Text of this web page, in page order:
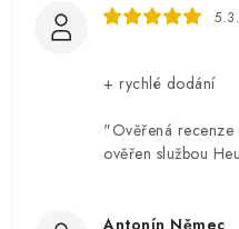
+ rychlé dodání
"Ověřená recenze
ověřen službou
Antonín Němec